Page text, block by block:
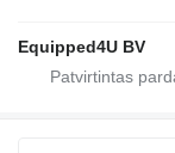
Equipped4U BV